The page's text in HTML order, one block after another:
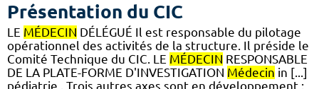
Présentation du CIC
LE MÉDECIN DÉLÉGUÉ Il est responsable du pilotage
opérationnel des activités de la structure. Il préside le
Comité Technique du CIC. LE MÉDECIN RESPONSABLE
DE LA PLATE-FORME D'INVESTIGATION Médecin in [...]
pédiatrie . Trois autres axes sont en développement :